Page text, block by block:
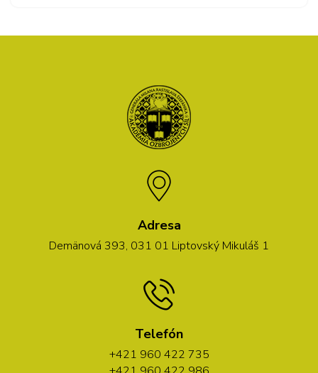
Adresa
Demänová 393, 031 01 Liptovský Mikuláš 1
Telefón
+421 960 422 735